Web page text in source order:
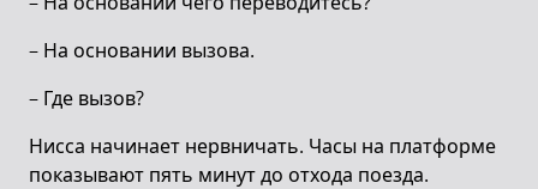
– На основании вызова.
– Где вызов?
Нисса начинает нервничать. Часы на платформе
показывают пять минут до отхода поезда.